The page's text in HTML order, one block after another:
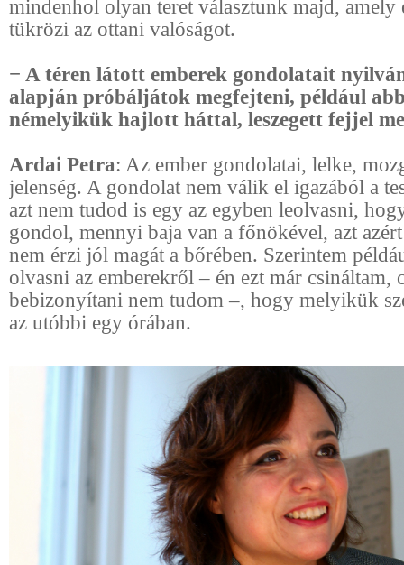
mindenhol olyan teret választunk majd, amely
tükrözi az ottani valóságot.
− A téren látott emberek gondolatait
alapján próbáljátok megfejteni, például
némelyikük hajlott háttal, leszegett fejjel
Ardai Petra: Az ember gondolatai, lelke,
jelenség. A gondolat nem válik el igazából a
azt nem tudod is egy az egyben leolvasni,
gondol, mennyi baja van a főnökével, azt
nem érzi jól magát a bőrében. Szerintem
olvasni az emberekről – én ezt már csináltam,
bebizonyítani nem tudom –, hogy melyikük
az utóbbi egy órában.